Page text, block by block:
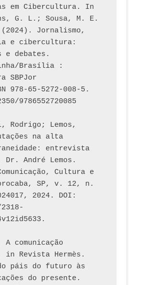
em Cibercultura. In
G. L.; Sousa, M. E.
Jornalismo,
e cibercultura:
e debates.
Brasília :
SBPJor
978-65-5272-008-5.
9786552720085
Rodrigo; Lemos,
na alta
entrevista
Dr. André Lemos.
Cultura e
SP, v. 12, n.
2024. DOI:
A comunicação
in Revista Hermès.
páis do futuro às
do presente.